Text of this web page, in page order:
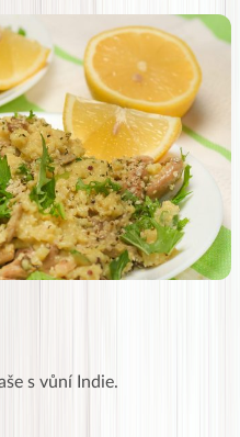
s vůní Indie.